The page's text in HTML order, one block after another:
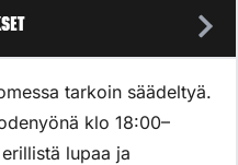
tarkoin säädeltyä.
klo 18:00–
lupaa ja